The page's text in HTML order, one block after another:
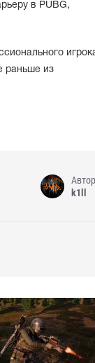
в PUBG,
раньше из
Автор
k1ll